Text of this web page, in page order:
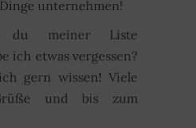
unternehmen!
du meiner Liste
ich etwas vergessen?
gern wissen! Viele
und bis zum